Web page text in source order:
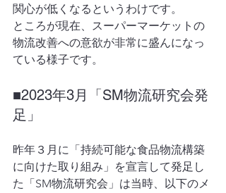
関心が低くなるというわけです。
ところが現在、スーパーマーケットの
物流改善への意欲が非常に盛んになっ
ている様子です。
■2023年3月「SM物流研究会発
足」
昨年３月に「持続可能な食品物流構築
に向けた取り組み」を宣言して発足し
た「SM物流研究会」は当時、以下のメ